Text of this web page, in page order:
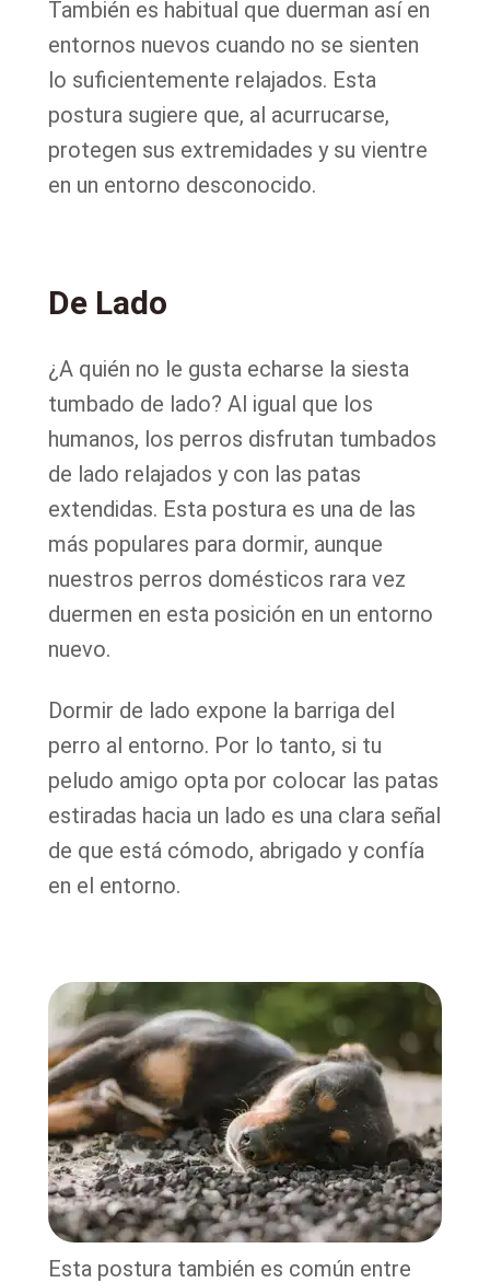
También es habitual que duerman así en
entornos nuevos cuando no se sienten
lo suficientemente relajados. Esta
postura sugiere que, al acurrucarse,
protegen sus extremidades y su vientre
en un entorno desconocido.
De Lado
¿A quién no le gusta echarse la siesta
tumbado de lado? Al igual que los
humanos, los perros disfrutan tumbados
de lado relajados y con las patas
extendidas. Esta postura es una de las
más populares para dormir, aunque
nuestros perros domésticos rara vez
duermen en esta posición en un entorno
nuevo.
Dormir de lado expone la barriga del
perro al entorno. Por lo tanto, si tu
peludo amigo opta por colocar las patas
estiradas hacia un lado es una clara señal
de que está cómodo, abrigado y confía
en el entorno.
Esta postura también es común entre